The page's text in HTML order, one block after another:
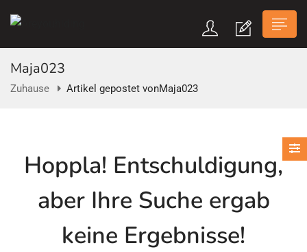
Maja023
Zuhause Artikel gepostet vonMaja023
Hoppla! Entschuldigung,
aber Ihre Suche ergab
keine Ergebnisse!